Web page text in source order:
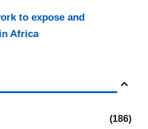
to expose and
Africa
186